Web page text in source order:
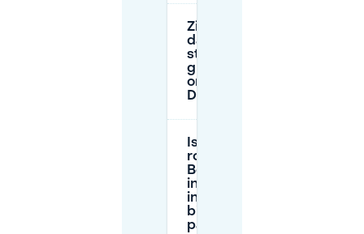
Zijn er dagen
dat
straatparkeren
gratis is in/de
omgeving van
De Laares?
Is het gebied
rond de
Begoniastraat
in De Laares
inbegrepen
bij betaald
parkeren?